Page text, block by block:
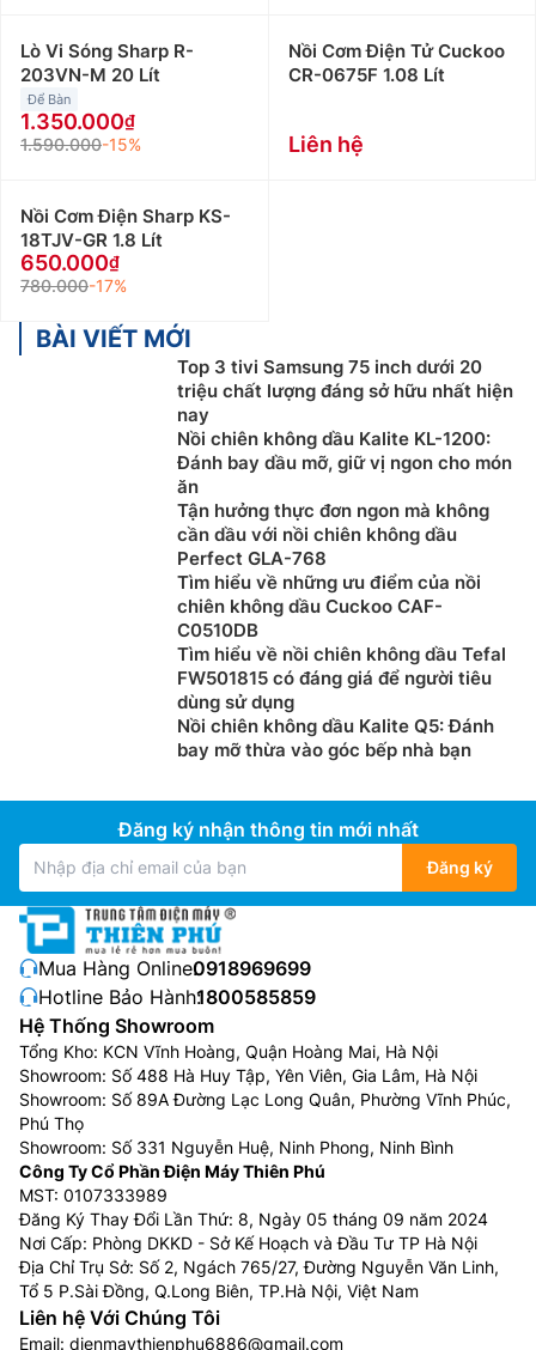
Lò Vi Sóng Sharp R-
203VN-M 20 Lít
Để Bàn
1.350.000
1.590.000-15%
Nồi Cơm Điện Tử Cuckoo
CR-0675F 1.08 Lít
Liên hệ
Nồi Cơm Điện Sharp KS-
18TJV-GR 1.8 Lít
650.000
780.000-17%
BÀI VIẾT MỚI
Top 3 tivi Samsung 75 inch dưới 20
triệu chất lượng đáng sở hữu nhất hiện
nay
Nồi chiên không dầu Kalite KL-1200:
Đánh bay dầu mỡ, giữ vị ngon cho món
ăn
Tận hưởng thực đơn ngon mà không
cần dầu với nồi chiên không dầu
Perfect GLA-768
Tìm hiểu về những ưu điểm của nồi
chiên không dầu Cuckoo CAF-
C0510DB
Tìm hiểu về nồi chiên không dầu Tefal
FW501815 có đáng giá để người tiêu
dùng sử dụng
Nồi chiên không dầu Kalite Q5: Đánh
bay mỡ thừa vào góc bếp nhà bạn
Đăng ký nhận thông tin mới nhất
Đăng ký
Mua Hàng Online:0918969699
Hotline Bảo Hành:1800585859
Hệ Thống Showroom
Tổng Kho: KCN Vĩnh Hoàng, Quận Hoàng Mai, Hà Nội
Showroom: Số 488 Hà Huy Tập, Yên Viên, Gia Lâm, Hà Nội
Showroom: Số 89A Đường Lạc Long Quân, Phường Vĩnh Phúc,
Phú Thọ
Showroom: Số 331 Nguyễn Huệ, Ninh Phong, Ninh Bình
Công Ty Cổ Phần Điện Máy Thiên Phú
MST: 0107333989
Đăng Ký Thay Đổi Lần Thứ: 8, Ngày 05 tháng 09 năm 2024
Nơi Cấp: Phòng DKKD - Sở Kế Hoạch và Đầu Tư TP Hà Nội
Địa Chỉ Trụ Sở: Số 2, Ngách 765/27, Đường Nguyễn Văn Linh,
Tổ 5 P.Sài Đồng, Q.Long Biên, TP.Hà Nội, Việt Nam
Liên hệ Với Chúng Tôi
Email: dienmaythienphu6886@gmail.com